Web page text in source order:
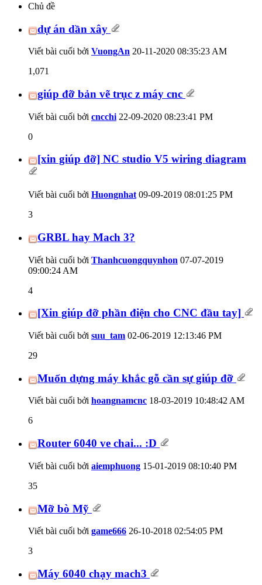
Chủ đề
dự án dần xây
Viết bài cuối bởi VuongAn 20-11-2020 08:35:23 AM
1,071
giúp đỡ bản vẽ trục z máy cnc
Viết bài cuối bởi cncchi 22-09-2020 08:23:41 PM
0
[xin giúp đỡ] NC studio V5 wiring diagram
Viết bài cuối bởi Huongnhat 09-09-2019 08:01:25 PM
3
GRBL hay Mach 3?
Viết bài cuối bởi Thanhcuongquynhon 07-07-2019
09:00:24 AM
4
[Xin giúp đỡ phần điện cho CNC đầu tay]
Viết bài cuối bởi suu_tam 02-06-2019 12:13:46 PM
29
Muốn dựng máy khắc gỗ cần sự giúp đỡ
Viết bài cuối bởi hoangnamcnc 18-03-2019 10:48:42 AM
6
Router 6040 ve chai... :D
Viết bài cuối bởi aiemphuong 15-01-2019 08:10:40 PM
35
Mỡ bò Mỹ
Viết bài cuối bởi game666 26-10-2018 02:54:05 PM
3
Máy 6040 chạy mach3